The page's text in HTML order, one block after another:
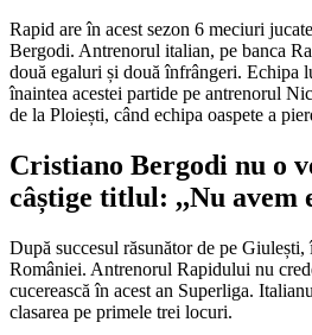
Rapid are în acest sezon 6 meciuri
Bergodi. Antrenorul italian, pe banca
două egaluri și două înfrângeri. Echipa
înaintea acestei partide pe antrenorul
de la Ploiești, când echipa oaspete a
Cristiano Bergodi nu o
câștige titlul: ,,Nu avem
După succesul răsunător de pe
României. Antrenorul Rapidului nu
cucerească în acest an Superliga.
clasarea pe primele trei locuri.